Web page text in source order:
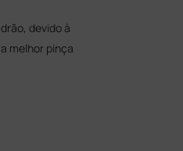
devido à
melhor pinça